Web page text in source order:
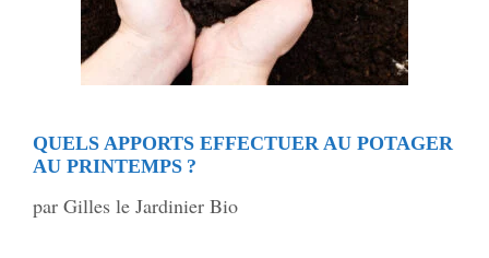
QUELS APPORTS EFFECTUER AU POTAGER
AU PRINTEMPS ?
par Gilles le Jardinier Bio